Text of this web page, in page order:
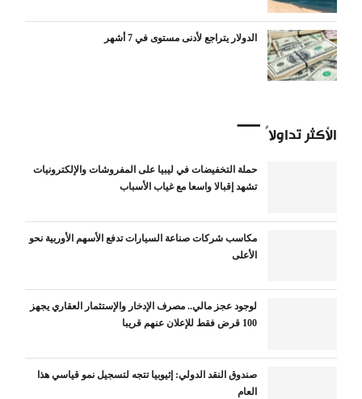
الدولار يتراجع لأدنى مستوى في 7 أشهر
الأكثر تداولاً
حملة التخفيضات في ليبيا على المفروشات والإلكترونيات
تشهد إقبالا واسعا مع غياب الأسباب
مكاسب شركات صناعة السيارات تدفع الأسهم الأوربية نحو
الأعلى
لوجود عجز مالي.. مصرف الإدخار والإستثمار العقاري يجهز
100 قرض فقط للإعلان عنهم قريبا
صندوق النقد الدولي: إثيوبيا تتجه لتسجيل نمو قياسي هذا
العام